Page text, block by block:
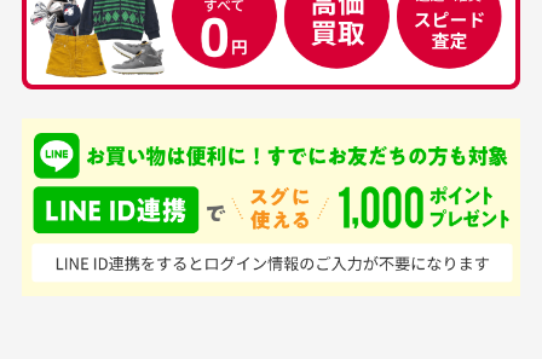
中古ゴルフウェアの
品揃えがすごい
て、ここまでゴルフブラ
ンドの取り扱いがあるの
はすごい。 毎日たくさ
んの商品がアップされて
いるので新作チェックす
安心して中古ウェア
を買えるお店です
ており商品を大切にして
いる感が伝わってきまし
た 「フロント部分に汚
れあり」と記載ありまし
生じている場合がございます。
銀行振込（前払い）
入金確認後商品発送となります。
※土曜、日曜、祝日は入金確認及び発送業務は致しておりま
せん。
尚、お振込み手数料はお客様ご負担となります。入金確認後
商品発送となります。
ご注文頂いてから7日以内をお振込み期限とさせ
申し込まれた商品と届いた商品が異なっている場合
商品説明に記載されていない汚れやダメージがある商品
の場合